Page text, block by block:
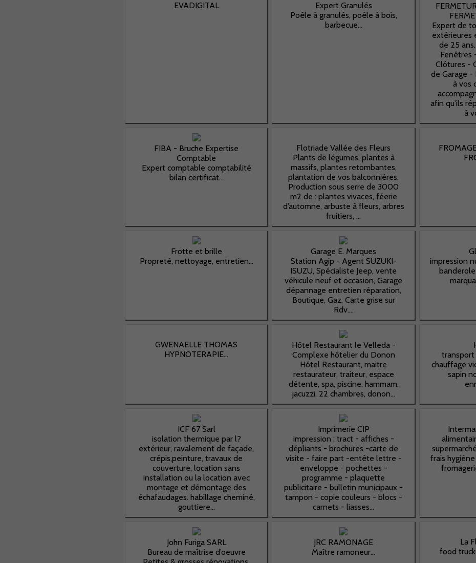
EVADIGITAL
Expert Granulés
Poêle à granulés, poêle à bois,
barbecue...
Expert de
extérieures
de 25
Fenêtres
Clôtures -
de Garage -
à vos
afin qu'ils
à
FIBA - Bruche Expertise
Comptable
Expert comptable comptabilité
bilan certificat...
Flotriade Vallée des Fleurs
Plants de légumes, plantes à
massifs, plantes retombantes,
plantation de vos balconnières,
Production sous serre de 3000
m2 de : plantes vivaces, féerie
d’automne, arbuste à fleurs, arbres
fruitiers, ...
Frotte et brille
Propreté, nettoyage, entretien...
Garage E. Marques
Station Agip - Agent SUZUKI-
ISUZU, Spécialiste Jeep, vente
véhicule neuf et occasion, Garage
dépannage entretien réparation,
Boutique, Gaz, Carte grise sur
Rdv....
impression
GWENAELLE THOMAS
HYPNOTERAPIE...
Hôtel Restaurant le Velleda -
Complexe hôtelier du Donon
Hôtel Restaurant, maitre
restaurateur, traiteur, espace
détente, spa, piscine, hammam,
jacuzzi, 22 chambres, donon...
transport
chauffage
sapin
ICF 67 Sarl
isolation thermique par l?
extérieur, ravalement de façade,
crépis,peinture, travaux de
couverture, location sans
installation ou la location avec
montage et démontage des
échafaudages. habillage cheminé,
gouttiere...
Imprimerie CIP
impression ; tract - affiches -
dépliants - brochures -carte de
visite - faire part -entête lettre -
enveloppe - pochettes -
programme - plaquette
publicitaire - bulletin municipaux -
tampon - copie couleurs - blocs -
carnets - liasses...
frais
John Furiga SARL
Bureau de maîtrise d’oeuvre
JRC RAMONAGE
Maître ramoneur...
La
food
Nécessaires
sont pas
nécessaires au
fonctionnement
du site Web.
Afin que nous
améliorer la
fonctionnalité
et la structure
du site Web,
en fonction
de la manière
dont le site
Experience
Afin que notre
site Web
fonctionne au
mieux lors de
votre visite. Si
vous refusez
ces cookies,
fonctionnalités
disparaîtront